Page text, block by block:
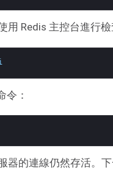
用 Redis 主控台進行
令：
器的連線仍然存活。